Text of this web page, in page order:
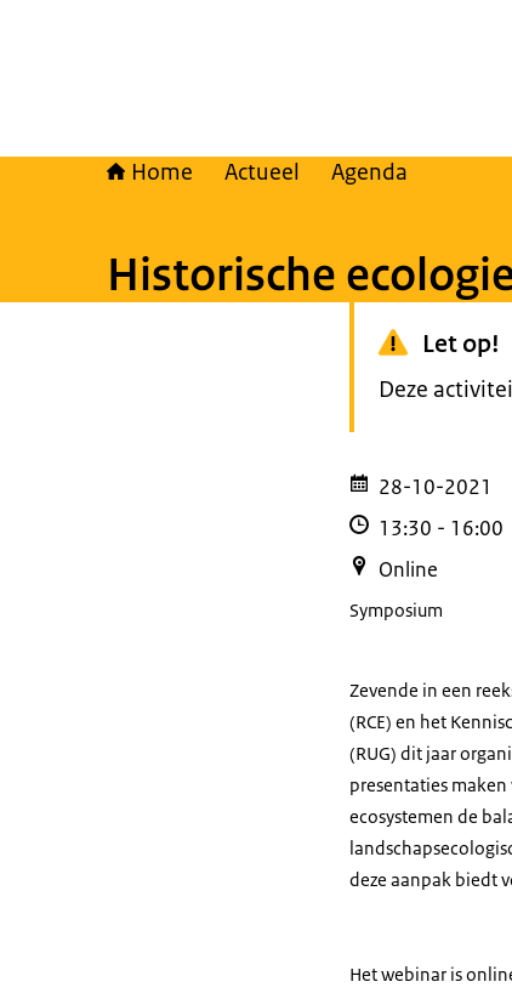
Home Actueel Agenda
Historische
Let op!
Deze
28-10-2021
13:30 - 16:00
Online
Symposium
Zevende in een
(RCE) en het
(RUG) dit jaar
presentaties
ecosystemen de
deze aanpak biedt
Het webinar is